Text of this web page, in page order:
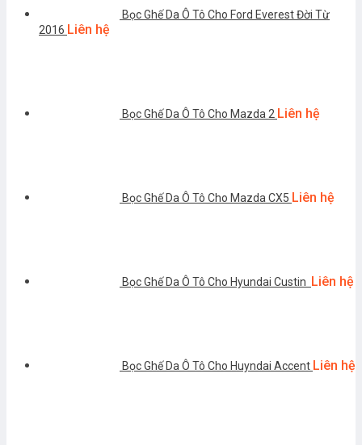
Bọc Ghế Da Ô Tô Cho Ford Everest Đời Từ
2016 Liên hệ
Bọc Ghế Da Ô Tô Cho Mazda 2 Liên hệ
Bọc Ghế Da Ô Tô Cho Mazda CX5 Liên hệ
Bọc Ghế Da Ô Tô Cho Hyundai Custin Liên hệ
Bọc Ghế Da Ô Tô Cho Huyndai Accent Liên hệ